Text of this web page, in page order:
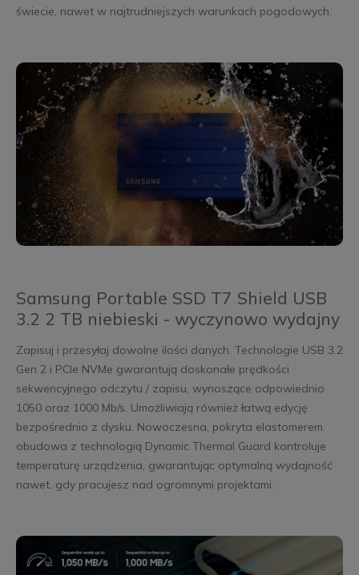
świecie, nawet w najtrudniejszych warunkach pogodowych.
Samsung Portable SSD T7 Shield USB
3.2 2 TB niebieski - wyczynowo wydajny
Zapisuj i przesyłaj dowolne ilości danych. Technologie USB 3.2
Gen 2 i PCIe NVMe gwarantują doskonałe prędkości
sekwencyjnego odczytu / zapisu, wynoszące odpowiednio
1050 oraz 1000 Mb/s. Umożliwiają również łatwą edycję
bezpośrednio z dysku. Nowoczesna, pokryta elastomerem
obudowa z technologią Dynamic Thermal Guard kontroluje
temperaturę urządzenia, gwarantując optymalną wydajność
nawet, gdy pracujesz nad ogromnymi projektami.